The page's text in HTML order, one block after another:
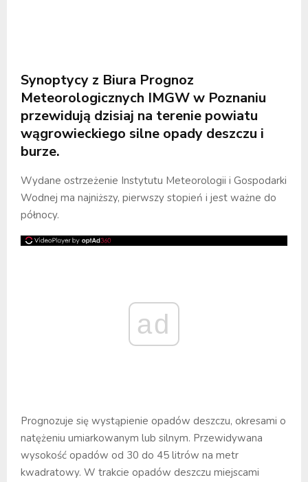
Synoptycy z Biura Prognoz
Meteorologicznych IMGW w Poznaniu
przewidują dzisiaj na terenie powiatu
wągrowieckiego silne opady deszczu i
burze.
Wydane ostrzeżenie Instytutu Meteorologii i Gospodarki
Wodnej ma najniższy, pierwszy stopień i jest ważne do
północy.
ad
Prognozuje się wystąpienie opadów deszczu, okresami o
natężeniu umiarkowanym lub silnym. Przewidywana
wysokość opadów od 30 do 45 litrów na metr
kwadratowy. W trakcie opadów deszczu miejscami